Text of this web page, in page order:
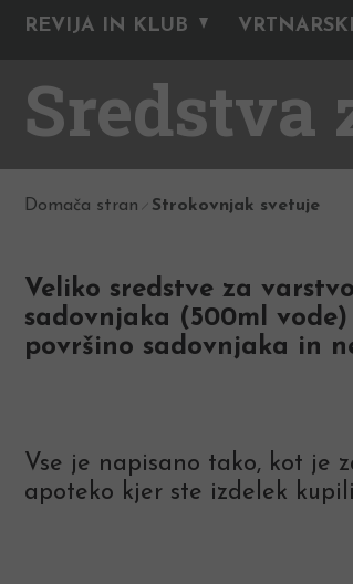
REVIJA IN KLUB
Sredstva
Domača stran Strokovnjak svetuje
Veliko sredstve za
sadovnjaka (500ml
površino sadovnjaka in
Vse je napisano tako, kot je
apoteko kjer ste izdelek